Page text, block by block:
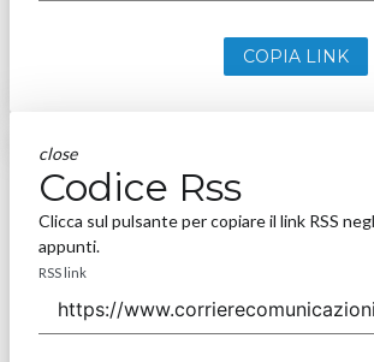
COPIA LINK
close
Codice Rss
Clicca sul pulsante per copiare il link RSS
appunti.
RSS link